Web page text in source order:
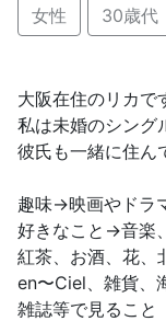
女性 30歳代
大阪在住のリカで
私は未婚のシング
彼氏も一緒に住ん
趣味→映画やドラ
好きなこと→音楽
紅茶、お酒、花、
en〜Ciel、雑貨、
雑誌等で見ること